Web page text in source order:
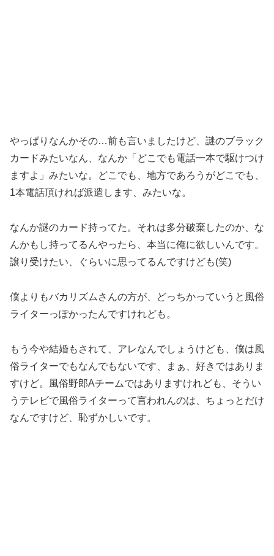
やっぱりなんかその…前も言いましたけど、謎のブラック
カードみたいなん、なんか「どこでも電話一本で駆けつけ
ますよ」みたいな。どこでも、地方であろうがどこでも、
1本電話頂ければ派遣します、みたいな。
なんか謎のカード持ってた。それは多分破棄したのか、な
んかもし持ってるんやったら、本当に俺に欲しいんです。
譲り受けたい、ぐらいに思ってるんですけども(笑)
僕よりもバカリズムさんの方が、どっちかっていうと風俗
ライターっぽかったんですけれども。
もう今や結婚もされて、アレなんでしょうけども、僕は風
俗ライターでもなんでもないです、まぁ、好きではありま
すけど。風俗野郎Aチームではありますけれども、そうい
うテレビで風俗ライターって言われんのは、ちょっとだけ
なんですけど、恥ずかしいです。